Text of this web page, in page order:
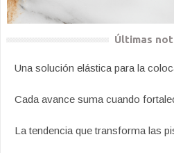
Últimas
Una solución elástica para la
Cada avance suma cuando
La tendencia que transforma las